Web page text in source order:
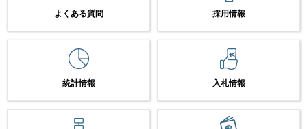
よくある質問 採用情報
統計情報 入札情報